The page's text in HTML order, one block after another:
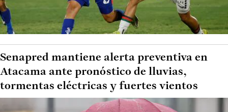
Senapred mantiene alerta preventiva en
Atacama ante pronóstico de lluvias,
tormentas eléctricas y fuertes vientos